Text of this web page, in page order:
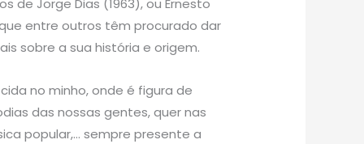
de Jorge Dias (1963), ou Ernesto
entre outros têm procurado dar
sobre a sua história e origem.
no minho, onde é figura de
das nossas gentes, quer nas
popular,… sempre presente a